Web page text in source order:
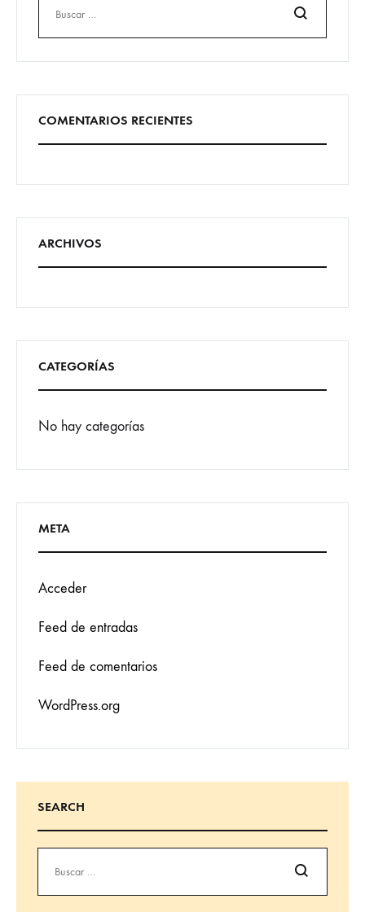
Buscar
COMENTARIOS RECIENTES
ARCHIVOS
CATEGORÍAS
No hay categorías
META
Acceder
Feed de entradas
Feed de comentarios
WordPress.org
SEARCH